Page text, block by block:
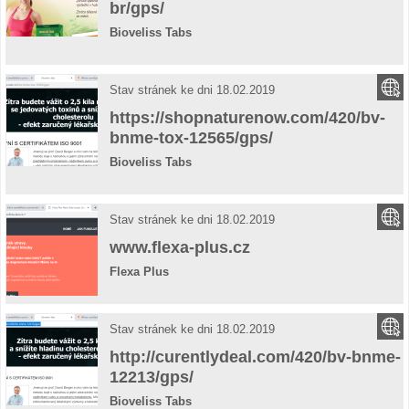
br/gps/
Bioveliss Tabs
Stav stránek ke dni 18.02.2019
https://shopnaturenow.com/420/bv-
bnme-tox-12565/gps/
Bioveliss Tabs
Stav stránek ke dni 18.02.2019
www.flexa-plus.cz
Flexa Plus
Stav stránek ke dni 18.02.2019
http://curentlydeal.com/420/bv-bnme-
12213/gps/
Bioveliss Tabs